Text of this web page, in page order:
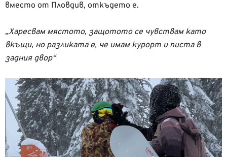
вместо от Пловдив, откъдето е.
„Харесвам мястото, защотото се чувствам като
вкъщи, но разликата е, че имам курорт и писта в
задния двор“